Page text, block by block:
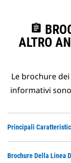
assignment
ALTRO
Le brochure
informativi
Principali
Brochure Della Linea